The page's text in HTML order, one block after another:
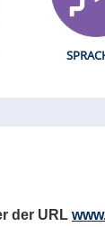
der URL